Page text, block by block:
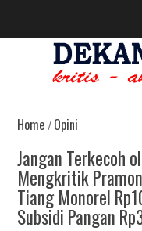
Home/Opini
Jangan Terkecoh
Mengkritik
Tiang Monorel
Subsidi Pangan